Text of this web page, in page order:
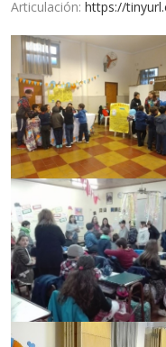
Articulación: https://